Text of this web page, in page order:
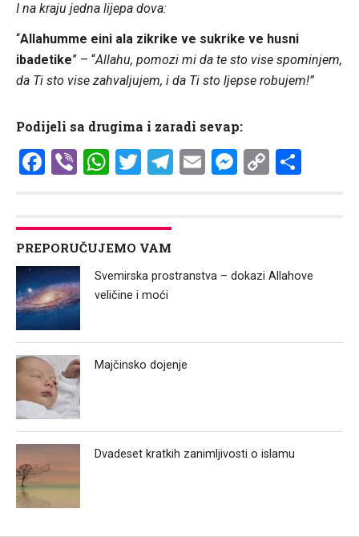
I na kraju jedna lijepa dova:
“Allahumme eini ala zikrike ve sukrike ve husni
ibadetike” – “Allahu, pomozi mi da te sto vise spominjem,
da Ti sto vise zahvaljujem, i da Ti sto ljepse robujem!”
Podijeli sa drugima i zaradi sevap:
Facebook
ViberWhatsApp
Twitter
Telegram
EmailCopy
PREPORUČUJEMO VAM
Svemirska prostranstva – dokazi Allahove
veličine i moći
Majčinsko dojenje
Dvadeset kratkih zanimljivosti o islamu